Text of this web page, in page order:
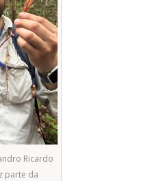
Ricardo
parte da